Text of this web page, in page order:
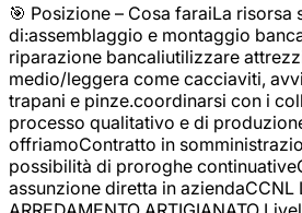
🎯 Posizione – Cosa faraiLa
di:assemblaggio e montaggio
riparazione bancaliutilizzare
medio/leggera come cacciaviti,
trapani e pinze.coordinarsi con i
processo qualitativo e di
offriamoContratto in
possibilità di proroghe
assunzione diretta in aziendaCCNL